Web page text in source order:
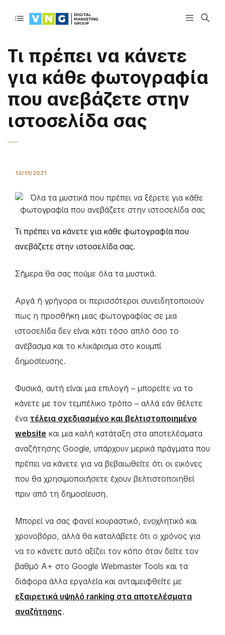
Τι πρέπει να κάνετε
για κάθε φωτογραφία
που ανεβάζετε στην
ιστοσελίδα σας
12/11/2021
Τι πρέπει να κάνετε για κάθε φωτογραφία που
ανεβάζετε στην ιστοσελίδα σας.
Σήμερα θα σας πούμε όλα τα μυστικά.
Αργά ή γρήγορα οι περισσότεροι συνειδητοποιούν
πως η προσθήκη μιας φωτογραφίας σε μια
ιστοσελίδα δεν είναι κάτι τόσο απλό όσο το
ανέβασμα και το κλικάρισμα στο κουμπί
δημοσίευσης.
Φυσικά, αυτή είναι μια επιλογή – μπορείτε να το
κάνετε με τον τεμπέλικο τρόπο – αλλά εάν θέλετε
ένα τέλεια σχεδιασμένο και βελτιστοποιημένο
website και μια καλή κατάταξη στα αποτελέσματα
αναζήτησης Google, υπάρχουν μερικά πράγματα που
πρέπει να κάνετε για να βεβαιωθείτε ότι οι εικόνες
που θα χρησιμοποιήσετε έχουν βελτιστοποιηθεί
πριν από τη δημοσίευση.
Μπορεί να σας φανεί κουραστικό, ενοχλητικό και
χρονοβόρο, αλλά θα καταλάβετε ότι ο χρόνος για
να το κάνετε αυτό αξίζει τον κόπο όταν δείτε τον
βαθμό Α+ στο Google Webmaster Tools και τα
διάφορα άλλα εργαλεία και ανταμειφθείτε με
εξαιρετικά υψηλό ranking στα αποτελέσματα
αναζήτησης.